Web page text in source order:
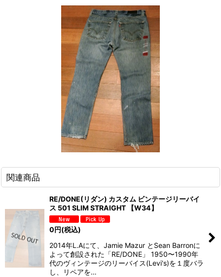
関連商品
RE/DONE(リダン) カスタム ビンテージリーバイ
ス 501 SLIM STRAIGHT 【W34】
0円(税込)
2014年L.Aにて、Jamie Mazur とSean Barronに
よって創設された「RE/DONE」 1950〜1990年
代のヴィンテージのリーバイス(Levi's)を１度バラ
し、リペアを…